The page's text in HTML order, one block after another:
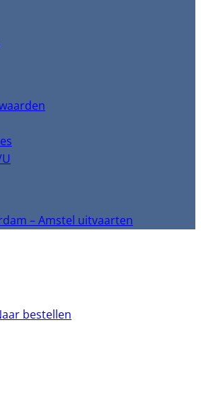
– Amstel uitvaarten
bestellen